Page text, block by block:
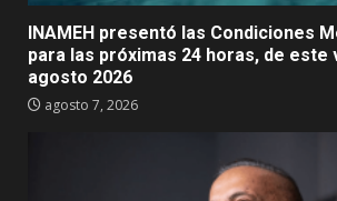
INAMEH presentó las Condiciones
para las próximas 24 horas, de este
agosto 2026
agosto 7, 2026